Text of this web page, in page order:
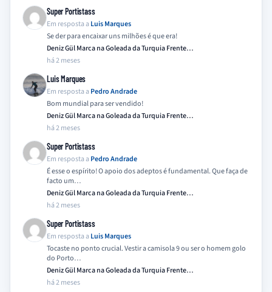
Super Portistass
Em resposta a Luis Marques
Se der para encaixar uns milhões é que era!
Deniz Gül Marca na Goleada da Turquia Frente…
há 2 meses
Luis Marques
Em resposta a Pedro Andrade
Bom mundial para ser vendido!
Deniz Gül Marca na Goleada da Turquia Frente…
há 2 meses
Super Portistass
Em resposta a Pedro Andrade
É esse o espírito! O apoio dos adeptos é fundamental. Que faça de
facto um…
Deniz Gül Marca na Goleada da Turquia Frente…
há 2 meses
Super Portistass
Em resposta a Luis Marques
Tocaste no ponto crucial. Vestir a camisola 9 ou ser o homem golo
do Porto…
Deniz Gül Marca na Goleada da Turquia Frente…
há 2 meses